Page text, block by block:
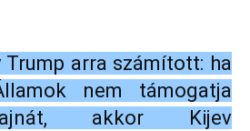
Trump arra számított: ha
nem támogatja
akkor Kijev